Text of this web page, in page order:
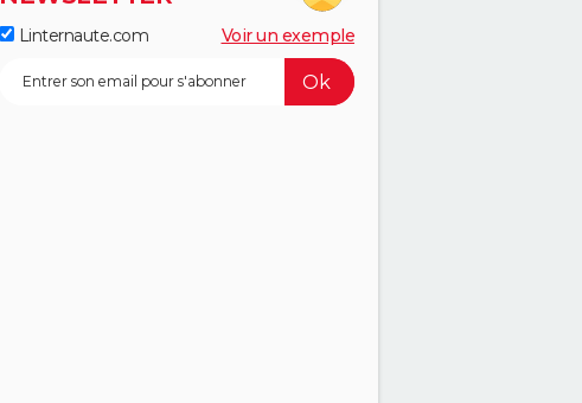
Linternaute.com Voir un exemple